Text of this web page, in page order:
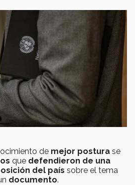
de mejor postura se
que defendieron de una
del país sobre el tema
documento.